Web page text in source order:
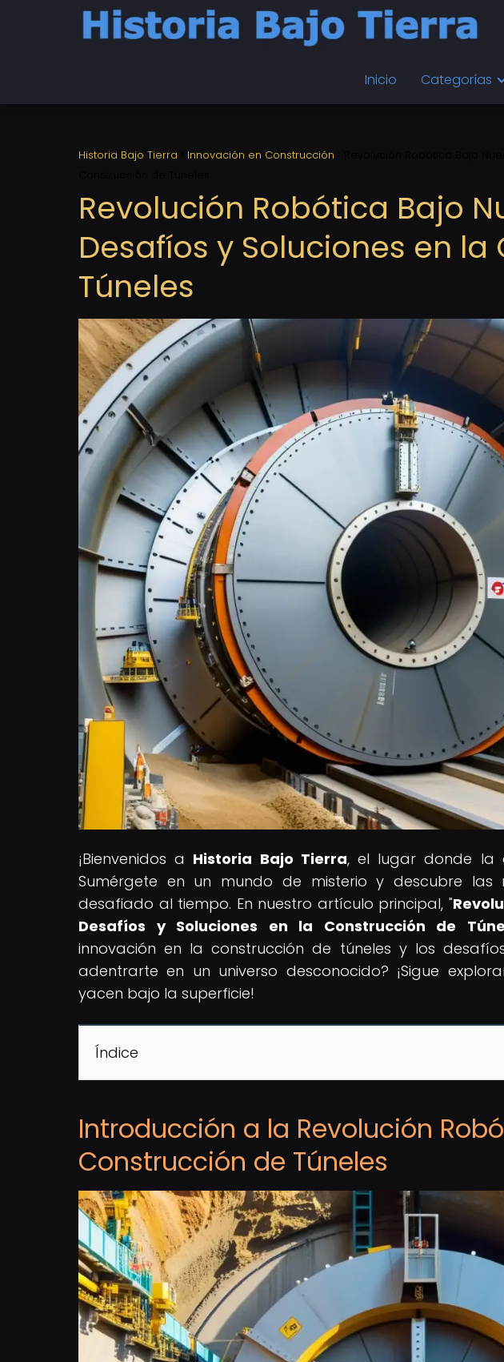
Inicio Categorías
Historia Bajo Tierra Innovación en Construcción
Revolución Robótica Bajo
Desafíos y Soluciones en
Túneles
¡Bienvenidos a Historia Bajo Tierra, el lugar donde la
Sumérgete en un mundo de misterio y descubre las
desafiado al tiempo. En nuestro artículo principal, "
Desafíos y Soluciones en la Construcción de
innovación en la construcción de túneles y los
adentrarte en un universo desconocido? ¡Sigue
yacen bajo la superficie!
Índice
Introducción a la Revolución
Construcción de Túneles